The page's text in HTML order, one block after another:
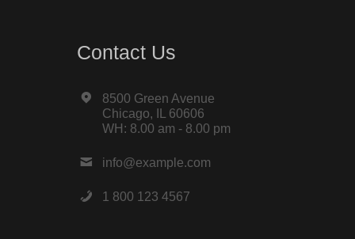
Contact Us
8500 Green Avenue
Chicago, IL 60606
WH: 8.00 am - 8.00 pm
info@example.com
1 800 123 4567